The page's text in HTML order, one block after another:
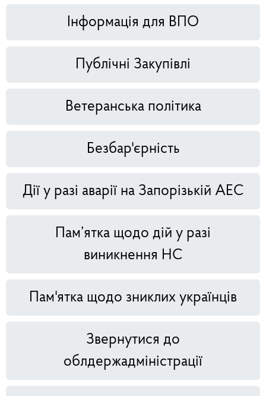
Інформація для ВПО
Публічні Закупівлі
Ветеранська політика
Безбар'єрність
Дії у разі аварії на Запорізькій АЕС
Пам’ятка щодо дій у разі
виникнення НС
Пам'ятка щодо зниклих українців
Звернутися до
облдержадміністрації